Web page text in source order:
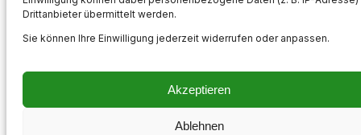
Drittanbieter übermittelt werden.
Sie können Ihre Einwilligung jederzeit widerrufen oder anpassen.
Akzeptieren
Ablehnen